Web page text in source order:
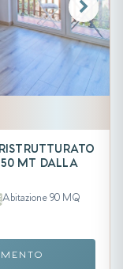
50 MT DALLA
Abitazione 90 MQ